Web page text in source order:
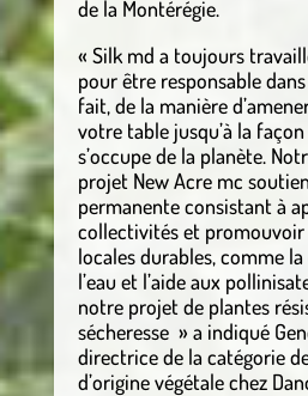
de la Montérégie.
« Silk md a toujours
pour être responsable
fait, de la manière
votre table jusqu’à la
s’occupe de la planète.
projet New Acre mc
permanente consistant à
collectivités et promouvoir
locales durables, comme
l’eau et l’aide aux
notre projet de plantes
sécheresse » a indiqué
directrice de la catégorie
d’origine végétale chez